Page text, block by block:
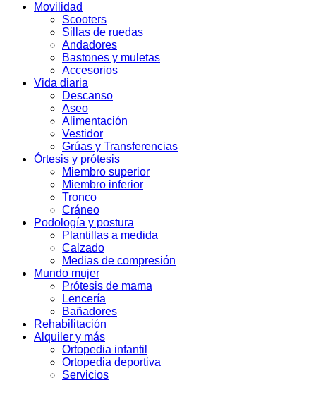
Movilidad
Scooters
Sillas de ruedas
Andadores
Bastones y muletas
Accesorios
Vida diaria
Descanso
Aseo
Alimentación
Vestidor
Grúas y Transferencias
Órtesis y prótesis
Miembro superior
Miembro inferior
Tronco
Cráneo
Podología y postura
Plantillas a medida
Calzado
Medias de compresión
Mundo mujer
Prótesis de mama
Lencería
Bañadores
Rehabilitación
Alquiler y más
Ortopedia infantil
Ortopedia deportiva
Servicios